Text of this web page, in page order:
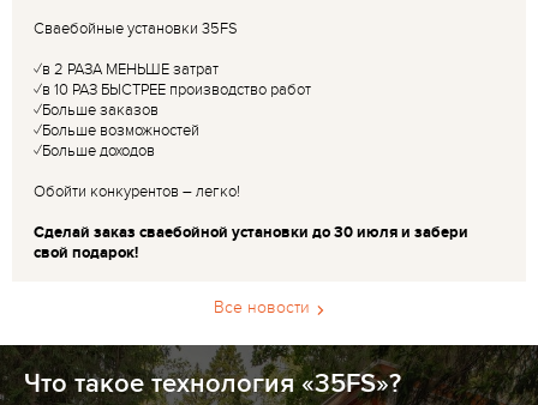
Сваебойные установки 35FS
✓в 2 РАЗА МЕНЬШЕ затрат
✓в 10 РАЗ БЫСТРЕЕ производство работ
✓Больше заказов
✓Больше возможностей
✓Больше доходов
Обойти конкурентов – легко!
Сделай заказ сваебойной установки до 30 июля и забери
свой подарок!
Все новости
Что такое технология «35FS»?